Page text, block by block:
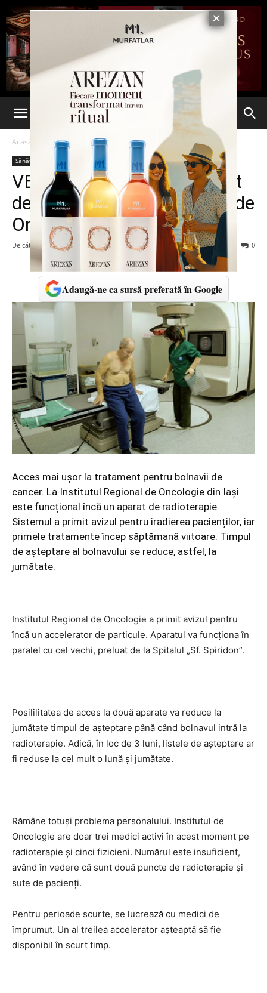
Acasă Sănătate
Sănătate
VEȘTI BUNE! Un nou aparat
de radioterapie la Institutul de
Oncologie (VIDEO)
De către 11 iulie 2013 0
Adaugă-ne ca sursă preferată în Google
Acces mai ușor la tratament pentru bolnavii de
cancer. La Institutul Regional de Oncologie din Iași
este funcțional încă un aparat de radioterapie.
Sistemul a primit avizul pentru iradierea pacienților, iar
primele tratamente încep săptămanâ viitoare. Timpul
de așteptare al bolnavului se reduce, astfel, la
jumătate.
Institutul Regional de Oncologie a primit avizul pentru
încă un accelerator de particule. Aparatul va funcționa în
paralel cu cel vechi, preluat de la Spitalul „Sf. Spiridon”.
Posililitatea de acces la două aparate va reduce la
jumătate timpul de așteptare până când bolnavul intră la
radioterapie. Adică, în loc de 3 luni, listele de așteptare ar
fi reduse la cel mult o lună și jumătate.
Rămâne totuși problema personalului. Institutul de
Oncologie are doar trei medici activi în acest moment pe
radioterapie și cinci fizicieni. Numărul este insuficient,
având în vedere că sunt două puncte de radioterapie și
sute de pacienți.
Pentru perioade scurte, se lucrează cu medici de
împrumut. Un al treilea accelerator așteaptă să fie
disponibil în scurt timp.